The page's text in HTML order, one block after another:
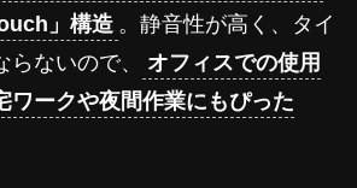
」構造 。静音性が高く、タイ
ないので、
オフィスでの使用
ワークや夜間作業にもぴった